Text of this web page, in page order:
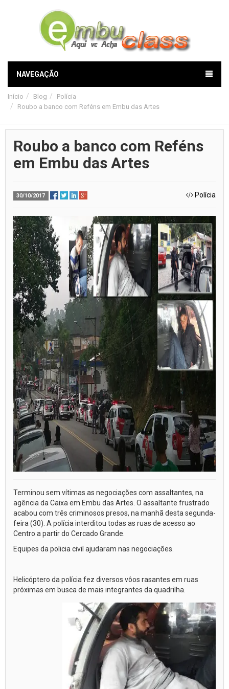
NAVEGAÇÃO
Início Blog
Polícia
Roubo a banco com Reféns em Embu das Artes
Roubo a banco com Reféns
em Embu das Artes
30/10/2017 Polícia
Terminou sem vítimas as negociações com assaltantes, na
agência da Caixa em Embu das Artes. O assaltante frustrado
acabou com três criminosos presos, na manhã desta segunda-
feira (30). A polícia interditou todas as ruas de acesso ao
Centro a partir do Cercado Grande.
Equipes da policia civil ajudaram nas negociações.
Helicóptero da polícia fez diversos vôos rasantes em ruas
próximas em busca de mais integrantes da quadrilha.